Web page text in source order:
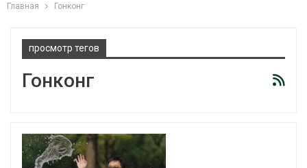
Главная Гонконг
просмотр тегов
Гонконг